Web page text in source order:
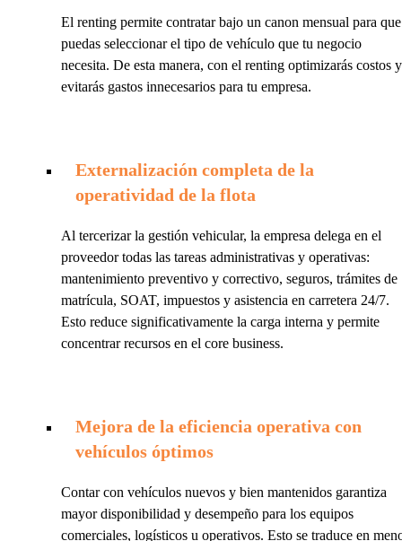
El renting permite contratar bajo un canon mensual para que
puedas seleccionar el tipo de vehículo que tu negocio
necesita. De esta manera, con el renting optimizarás costos y
evitarás gastos innecesarios para tu empresa.
Externalización completa de la
operatividad de la flota
Al tercerizar la gestión vehicular, la empresa delega en el
proveedor todas las tareas administrativas y operativas:
mantenimiento preventivo y correctivo, seguros, trámites de
matrícula, SOAT, impuestos y asistencia en carretera 24/7.
Esto reduce significativamente la carga interna y permite
concentrar recursos en el core business.
Mejora de la eficiencia operativa con
vehículos óptimos
Contar con vehículos nuevos y bien mantenidos garantiza
mayor disponibilidad y desempeño para los equipos
comerciales, logísticos u operativos. Esto se traduce en